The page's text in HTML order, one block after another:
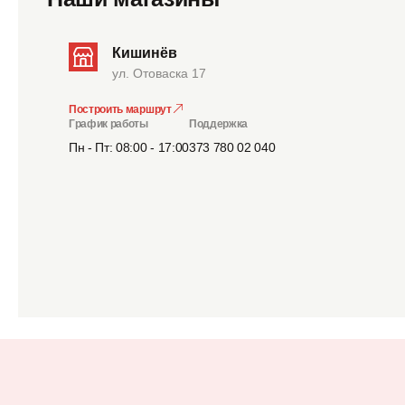
Кишинёв
ул. Отоваска 17
Построить маршрут
График работы
Пн - Пт: 08:00 - 17:00
Поддержка
373 780 02 040